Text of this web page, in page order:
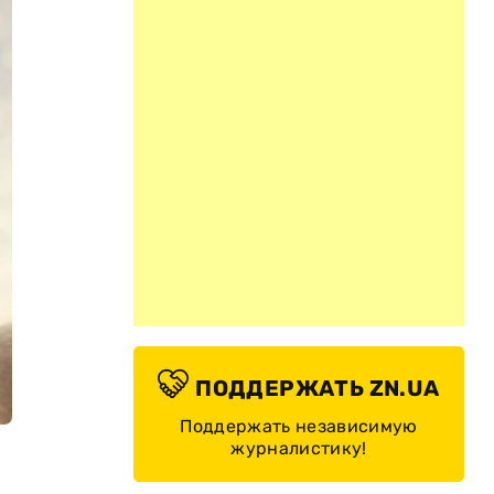
ПОДДЕРЖАТЬ ZN.UA
Поддержать независимую
журналистику!